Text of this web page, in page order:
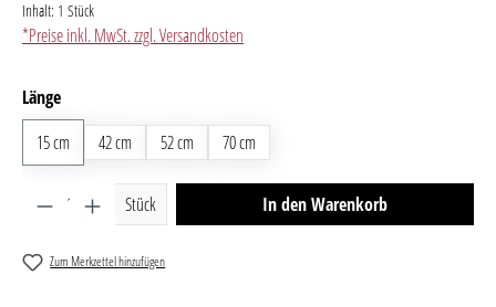
Inhalt: 1 Stück
*Preise inkl. MwSt. zzgl. Versandkosten
Längeauswählen
15 cm
42 cm 52 cm 70 cm
Produkt Anzahl: Gib den gewünschten Wert ein oder
Stück In den Warenkorb
Zum Merkzettel hinzufügen